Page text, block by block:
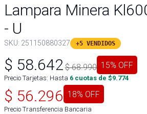
Lampara Minera
- U
SKU: 251150880327 +5 VENDIDOS
$ 58.642 $68.990 15% OFF
Precio Tarjetas: Hasta 6 cuotas de $9.774
$ 56.296 18% OFF
Precio Transferencia Bancaria